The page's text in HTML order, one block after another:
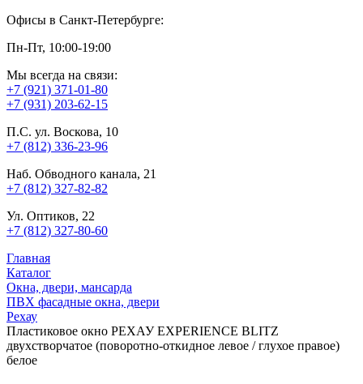
Офисы в Санкт-Петербурге:
Пн-Пт, 10:00-19:00
Мы всегда на связи:
+7 (921) 371-01-80
+7 (931) 203-62-15
П.С. ул. Воскова, 10
+7 (812) 336-23-96
Наб. Обводного канала, 21
+7 (812) 327-82-82
Ул. Оптиков, 22
+7 (812) 327-80-60
Главная
Каталог
Окна, двери, мансарда
ПВХ фасадные окна, двери
Рехау
Пластиковое окно РЕХАУ EXPERIENCE BLITZ
двухстворчатое (поворотно-откидное левое / глухое правое)
белое